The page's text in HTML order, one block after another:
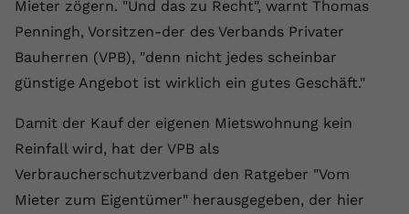
Mieter zögern. "Und das zu Recht", warnt Thomas
Penningh, Vorsitzen-der des Verbands Privater
Bauherren (VPB), "denn nicht jedes scheinbar
günstige Angebot ist wirklich ein gutes Geschäft."
Damit der Kauf der eigenen Mietswohnung kein
Reinfall wird, hat der VPB als
Verbraucherschutzverband den Ratgeber "Vom
Mieter zum Eigentümer" herausgegeben, der hier
Laufzeit 1 Jahr
Einstellungen. Unter anderem eine
zufällig generierte ID, für die
vorgenommen Einstellungen, falls der
Webseiten-Betreiber dies eingestellt
Zweck
wiederzuerkennen und statistische
Informationen zur Nutzung der
Website zu erfassen.
Name _gcl au
Laufzeit 90 Tage
Zweck
Wird von Google Ads für das
Conversion-Tracking verwendet, um
Cookie-Informationen anzeigen
Externe Inhalte
Wir verwenden auf unserer Website externe Inhalte,
Anbieter vimeo.com
Cookie-Informationen anzeigen